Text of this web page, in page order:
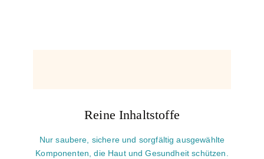
Reine Inhaltstoffe
Nur saubere, sichere und sorgfältig ausgewählte
Komponenten, die Haut und Gesundheit schützen.